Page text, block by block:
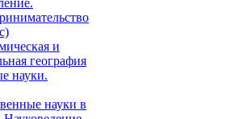
и
география
науки.
науки в